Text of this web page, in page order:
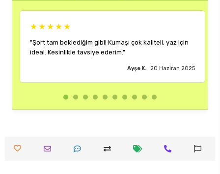
★★★★★
"Rengi ve kalıbı harika. Her kombinime uyum sağlıyor,
çok memnun kaldım."
Burak M. 18 Haziran 2025